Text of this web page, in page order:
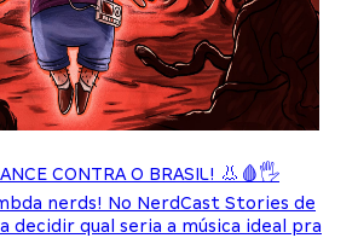
CONTRA O BRASIL! 👃🩸🖐
nerds! No NerdCast Stories de
decidir qual seria a música ideal pra